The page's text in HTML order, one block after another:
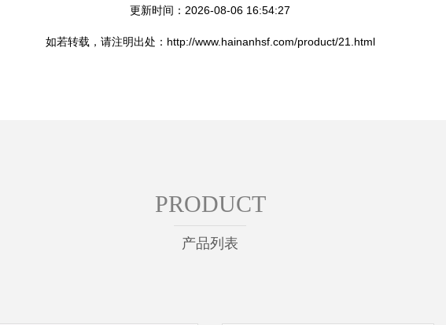
更新时间：2026-08-06 16:54:27
如若转载，请注明出处：http://www.hainanhsf.com/product/21.html
PRODUCT
产品列表